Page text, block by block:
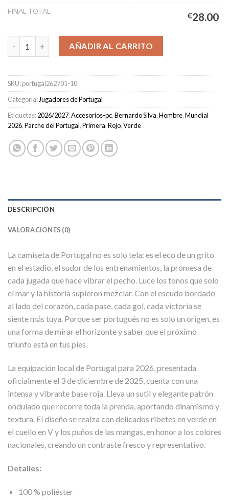
FINAL TOTAL
€28.00
Camiseta Portugal Primera Equipación Hombre 2026/2027 -
AÑADIR AL CARRITO
SKU:portugal262701-10
Categoría:Jugadores de Portugal
Etiquetas:2026/2027,Accesorios-pc,Bernardo Silva,Hombre,Mundial
2026,Parche del Portugal,Primera,Rojo,Verde
DESCRIPCIÓN
VALORACIONES (0)
La camiseta de Portugal no es solo tela: es el eco de un grito
en el estadio, el sudor de los entrenamientos, la promesa de
cada jugada que hace vibrar el pecho. Luce los tonos que solo
el mar y la historia supieron mezclar. Con el escudo bordado
al lado del corazón, cada pase, cada gol, cada victoria se
siente más tuya. Porque ser portugués no es solo un origen, es
una forma de mirar el horizonte y saber que el próximo
triunfo está en tus pies.
La equipación local de Portugal para 2026, presentada
oficialmente el 3 de diciembre de 2025, cuenta con una
intensa y vibrante base roja. Lleva un sutil y elegante patrón
ondulado que recorre toda la prenda, aportando dinamismo y
textura. El diseño se realza con delicados ribetes en verde en
el cuello en V y los puños de las mangas, en honor a los colores
nacionales, creando un contraste fresco y representativo.
Detalles:
100 % poliéster